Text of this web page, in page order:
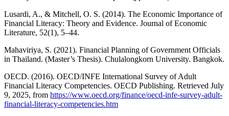
Lusardi, A., & Mitchell, O. S. (2014). The Economic Importance of
Financial Literacy: Theory and Evidence. Journal of Economic
Literature, 52(1), 5–44.
Mahaviriya, S. (2021). Financial Planning of Government Officials
in Thailand. (Master’s Thesis). Chulalongkorn University. Bangkok.
OECD. (2016). OECD/INFE International Survey of Adult
Financial Literacy Competencies. OECD Publishing. Retrieved July
9, 2025, from https://www.oecd.org/finance/oecd-infe-survey-adult-
financial-literacy-competencies.htm